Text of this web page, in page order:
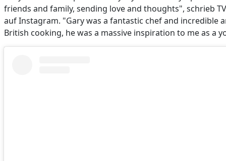
friends and family, sending love and thoughts", schrieb
auf Instagram. "Gary was a fantastic chef and incredible
British cooking, he was a massive inspiration to me as a